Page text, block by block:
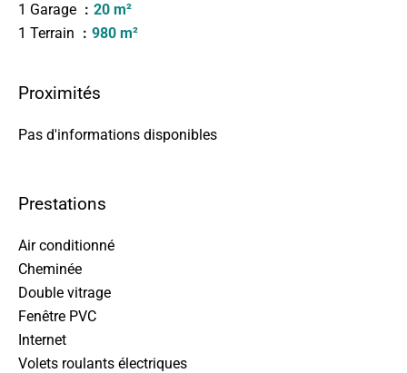
1 Garage
20 m²
1 Terrain
980 m²
Proximités
Pas d'informations disponibles
Prestations
Air conditionné
Cheminée
Double vitrage
Fenêtre PVC
Internet
Volets roulants électriques